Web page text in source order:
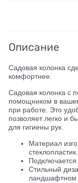
Описание
Садовая колонка
комфортнее.
Садовая колонка с
помощником в
при работе. Это
позволяет легко и
для гигиены рук.
Материал
стеклопластик.
Стильный
ландшафтном